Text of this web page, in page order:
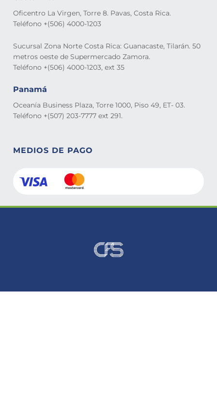
Oficentro La Virgen, Torre 8. Pavas, Costa Rica.
Teléfono +(506) 4000-1203
Sucursal Zona Norte Costa Rica: Guanacaste, Tilarán. 50
metros oeste de Supermercado Zamora.
Teléfono +(506) 4000-1203, ext 35
Panamá
Oceanía Business Plaza, Torre 1000, Piso 49, ET- 03.
Teléfono +(507) 203-7777 ext 291.
MEDIOS DE PAGO